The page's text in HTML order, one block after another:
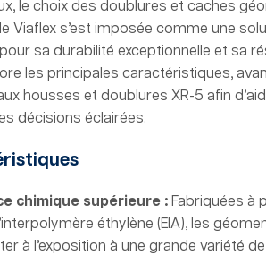
le choix des doublures et caches
Viaflex s’est imposée comme une
sa durabilité exceptionnelle et sa
les principales caractéristiques,
housses et doublures XR-5 afin
décisions éclairées.
chimique supérieure : Fabriquées à
éthylène (EIA), les
à l’exposition à une grande variété